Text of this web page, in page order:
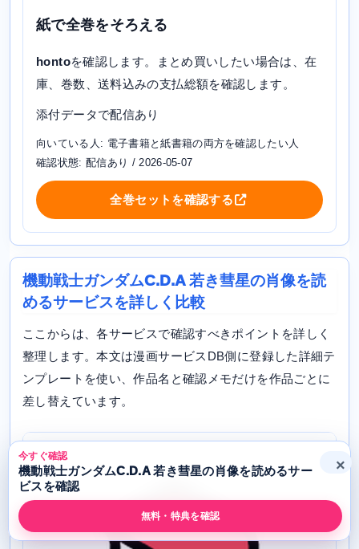
紙で全巻をそろえる
hontoを確認します。まとめ買いしたい場合は、在
庫、巻数、送料込みの支払総額を確認します。
添付データで配信あり
向いている人: 電子書籍と紙書籍の両方を確認したい人
確認状態: 配信あり / 2026-05-07
全巻セットを確認する
機動戦士ガンダムC.D.A 若き彗星の肖像を読
めるサービスを詳しく比較
ここからは、各サービスで確認すべきポイントを詳しく
整理します。本文は漫画サービスDB側に登録した詳細テ
ンプレートを使い、作品名と確認メモだけを作品ごとに
差し替えています。
今すぐ確認
機動戦士ガンダムC.D.A 若き彗星の肖像を読めるサー
ビスを確認
無料・特典を確認
×